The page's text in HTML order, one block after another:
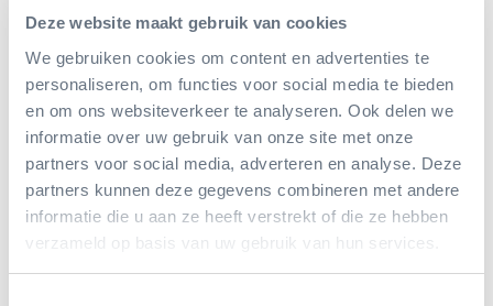
Deze website maakt gebruik van cookies
We gebruiken cookies om content en advertenties te
personaliseren, om functies voor social media te bieden
en om ons websiteverkeer te analyseren. Ook delen we
informatie over uw gebruik van onze site met onze
partners voor social media, adverteren en analyse. Deze
partners kunnen deze gegevens combineren met andere
informatie die u aan ze heeft verstrekt of die ze hebben
verzameld op basis van uw gebruik van hun services.
deze eigen nakweek wordt voor de schermen
uitgezet.
Tim vertelt dat het team al heel veel wijzer is
geworden van het hele proces, maar logischerwijze
ook nog met de nodige vragen zit. Veel is nog niet
bekend, of in ieder geval nog nooit wetenschappelijk
beschreven. Zo kenmerkt de overgangsfase van het